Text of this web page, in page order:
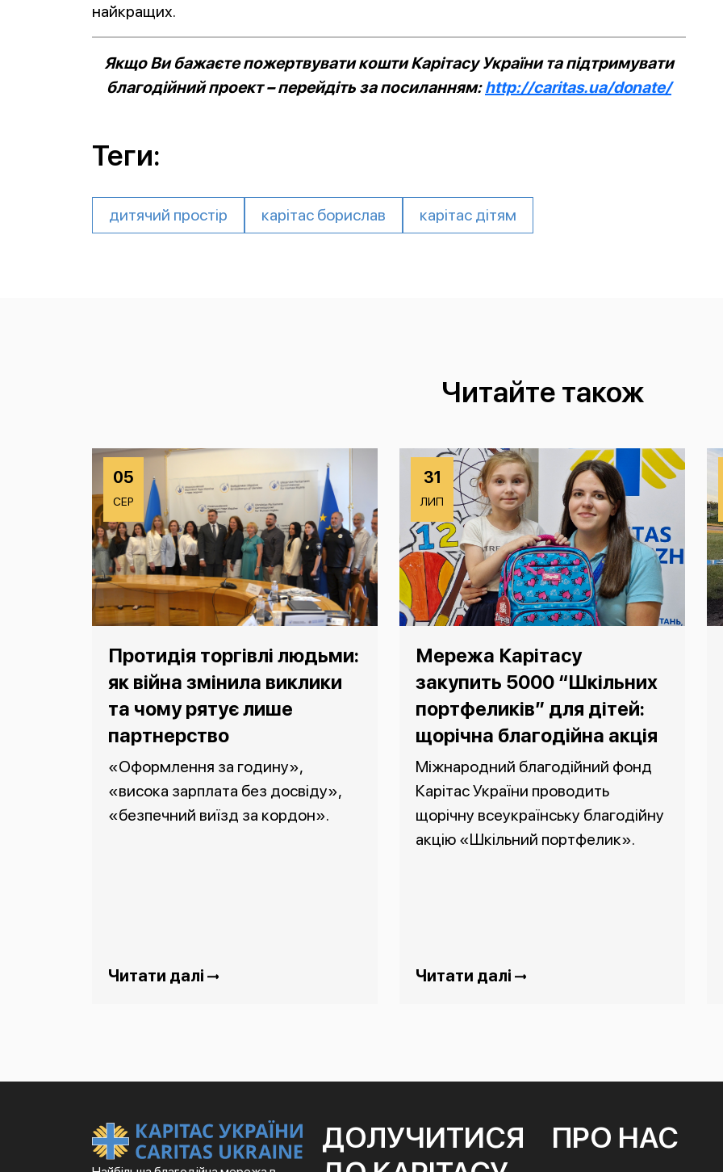
найкращих.
Якщо Ви бажаєте пожертвувати кошти Карітасу України та підтримувати
благодійний проект – перейдіть за посиланням:http://caritas.ua/donate/
Теги:
дитячий простір карітас борислав карітас дітям
Читайте також
05
СЕР
Протидія торгівлі людьми:
як війна змінила виклики
та чому рятує лише
партнерство
«Оформлення за годину»,
«висока зарплата без досвіду»,
«безпечний виїзд за кордон».
Читати далі
31
ЛИП
Мережа Карітасу
закупить 5000 “Шкільних
портфеликів” для дітей:
щорічна благодійна акція
Міжнародний благодійний фонд
Карітас України проводить
щорічну всеукраїнську благодійну
акцію «Шкільний портфелик».
Читати далі
ДОЛУЧИТИСЯ
ПРО НАС